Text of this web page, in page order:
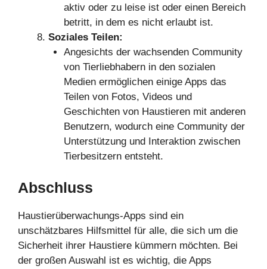
aktiv oder zu leise ist oder einen Bereich
betritt, in dem es nicht erlaubt ist.
Soziales Teilen:
Angesichts der wachsenden Community
von Tierliebhabern in den sozialen
Medien ermöglichen einige Apps das
Teilen von Fotos, Videos und
Geschichten von Haustieren mit anderen
Benutzern, wodurch eine Community der
Unterstützung und Interaktion zwischen
Tierbesitzern entsteht.
Abschluss
Haustierüberwachungs-Apps sind ein
unschätzbares Hilfsmittel für alle, die sich um die
Sicherheit ihrer Haustiere kümmern möchten. Bei
der großen Auswahl ist es wichtig, die Apps